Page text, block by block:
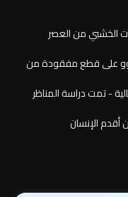
الخشبي من العصر
على قطع مفقودة من
- تمت دراسة المناظر